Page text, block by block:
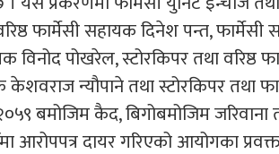
फार्मेसी सहायक दिनेश पन्त,
विनोद पोखरेल, स्टोरकिपर तथा वरिष्ठ
न्यौपाने तथा स्टोरकिपर तथा
बमोजिम कैद, बिगोबमोजिम जरिवाना
आरोपपत्र दायर गरिएको आयोगका